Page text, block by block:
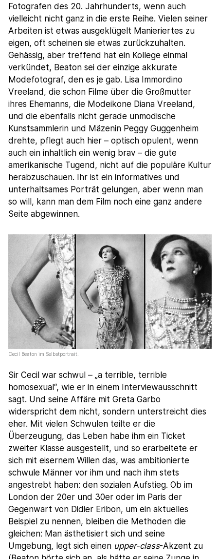
Fotografen des 20. Jahrhunderts, wenn auch
vielleicht nicht ganz in die erste Reihe. Vielen seiner
Arbeiten ist etwas ausgeklügelt Manieriertes zu
eigen, oft scheinen sie etwas zurückzuhalten.
Gehässig, aber treffend hat ein Kollege einmal
verkündet, Beaton sei der einzige akkurate
Modefotograf, den es je gab. Lisa Immordino
Vreeland, die schon Filme über die Großmutter
ihres Ehemanns, die Modeikone Diana Vreeland,
und die ebenfalls nicht gerade unmodische
Kunstsammlerin und Mäzenin Peggy Guggenheim
drehte, pflegt auch hier – optisch opulent, wenn
auch ein inhaltlich ein wenig brav – die gute
amerikanische Tugend, nicht auf die populäre Kultur
herabzuschauen. Ihr ist ein informatives und
unterhaltsames Porträt gelungen, aber wenn man
so will, kann man dem Film noch eine ganz andere
Seite abgewinnen.
Cecil Beaton im Selbstportrait.
Sir Cecil war schwul – „a terrible, terrible
homosexual“, wie er in einem Interviewausschnitt
sagt. Und seine Affäre mit Greta Garbo
widerspricht dem nicht, sondern unterstreicht dies
eher. Mit vielen Schwulen teilte er die
Überzeugung, das Leben habe ihm ein Ticket
zweiter Klasse ausgestellt, und so erarbeitete er
sich mit eisernem Willen das, was ambitionierte
schwule Männer vor ihm und nach ihm stets
angestrebt haben: den sozialen Aufstieg. Ob im
London der 20er und 30er oder im Paris der
Gegenwart von Didier Eribon, um ein aktuelles
Beispiel zu nennen, bleiben die Methoden die
gleichen: Man ästhetisiert sich und seine
Umgebung, legt sich einen upper-class-Akzent zu